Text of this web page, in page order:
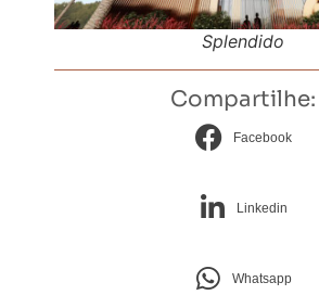
Splendido
Compartilhe:
Facebook
Linkedin
Whatsapp